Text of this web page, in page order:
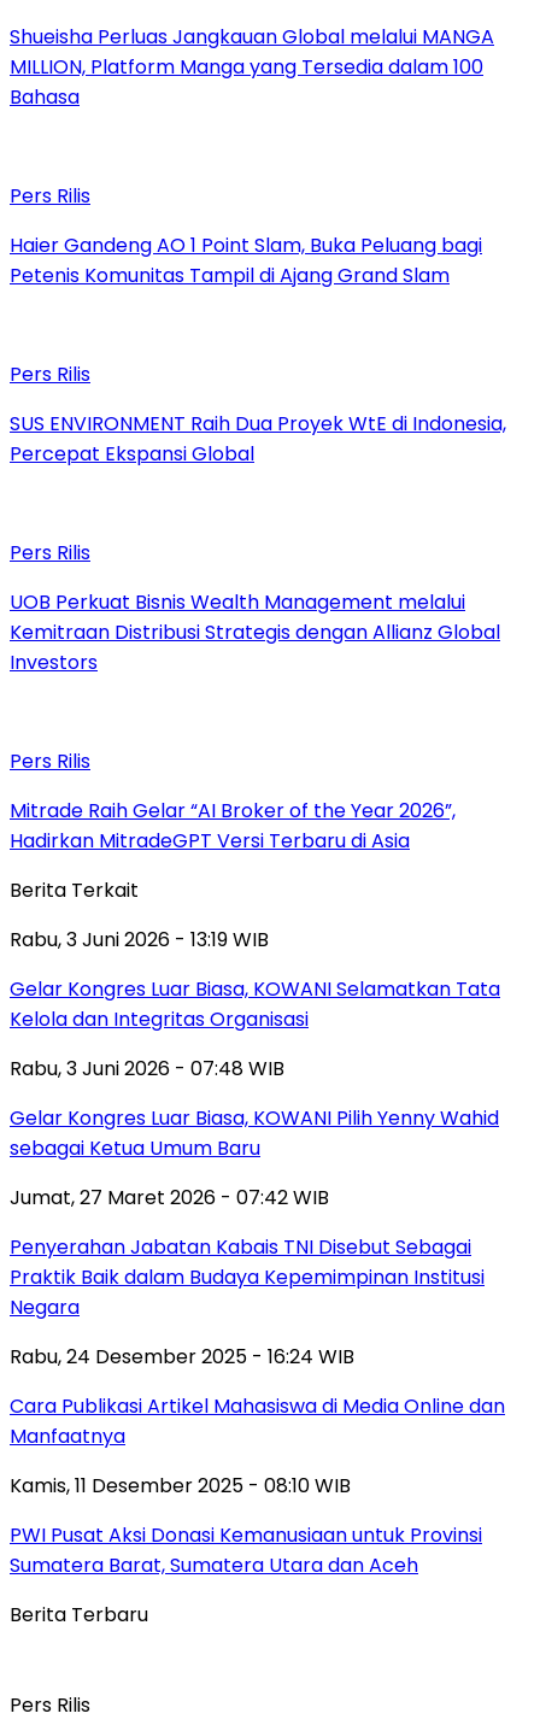
Shueisha Perluas Jangkauan Global melalui MANGA
MILLION, Platform Manga yang Tersedia dalam 100
Bahasa
Pers Rilis
Haier Gandeng AO 1 Point Slam, Buka Peluang bagi
Petenis Komunitas Tampil di Ajang Grand Slam
Pers Rilis
SUS ENVIRONMENT Raih Dua Proyek WtE di Indonesia,
Percepat Ekspansi Global
Pers Rilis
UOB Perkuat Bisnis Wealth Management melalui
Kemitraan Distribusi Strategis dengan Allianz Global
Investors
Pers Rilis
Mitrade Raih Gelar “AI Broker of the Year 2026”,
Hadirkan MitradeGPT Versi Terbaru di Asia
Berita Terkait
Rabu, 3 Juni 2026 - 13:19 WIB
Gelar Kongres Luar Biasa, KOWANI Selamatkan Tata
Kelola dan Integritas Organisasi
Rabu, 3 Juni 2026 - 07:48 WIB
Gelar Kongres Luar Biasa, KOWANI Pilih Yenny Wahid
sebagai Ketua Umum Baru
Jumat, 27 Maret 2026 - 07:42 WIB
Penyerahan Jabatan Kabais TNI Disebut Sebagai
Praktik Baik dalam Budaya Kepemimpinan Institusi
Negara
Rabu, 24 Desember 2025 - 16:24 WIB
Cara Publikasi Artikel Mahasiswa di Media Online dan
Manfaatnya
Kamis, 11 Desember 2025 - 08:10 WIB
PWI Pusat Aksi Donasi Kemanusiaan untuk Provinsi
Sumatera Barat, Sumatera Utara dan Aceh
Berita Terbaru
Pers Rilis